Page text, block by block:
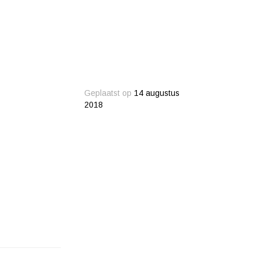
Geplaatst op 14 augustus
2018